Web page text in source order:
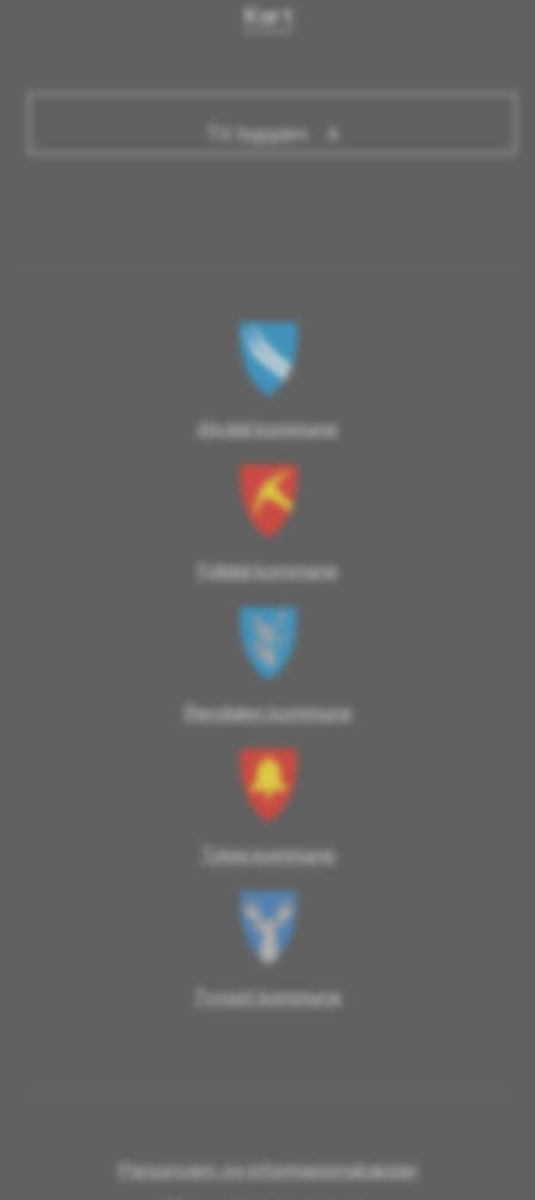
Kart
Til toppen
Alvdal kommune
Folldal kommune
Rendalen kommune
Tolga kommune
Tynset kommune
Personvern og informasjonskapsler